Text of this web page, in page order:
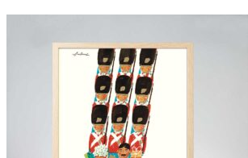
til
varianter.
Mulighederne
kan
vælges
på
varesiden